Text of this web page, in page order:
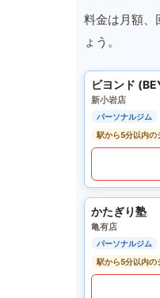
料金は月額、
ょう。
ビヨンド
新小岩店
パーソナルジム
駅から5分以内の
かたぎり塾
亀有店
パーソナルジム
駅から5分以内の